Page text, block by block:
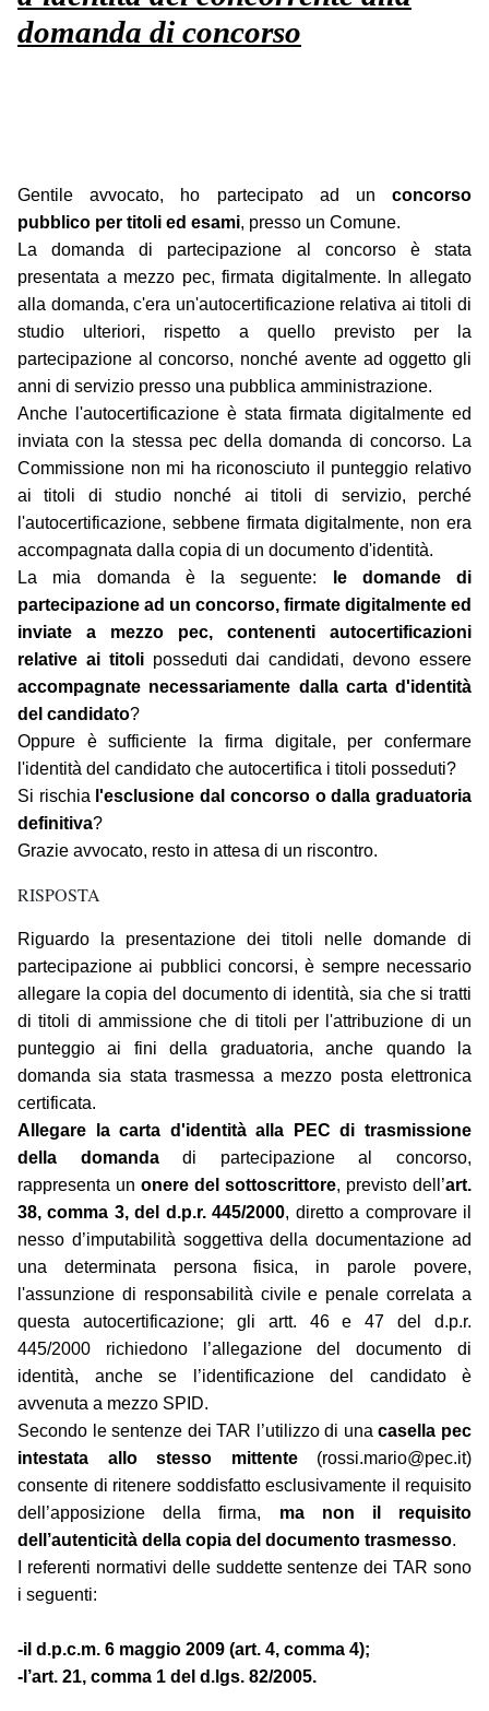
domanda di concorso
Gentile avvocato, ho partecipato ad un concorso
pubblico per titoli ed esami, presso un Comune.
La domanda di partecipazione al concorso è stata
presentata a mezzo pec, firmata digitalmente. In allegato
alla domanda, c'era un'autocertificazione relativa ai titoli di
studio ulteriori, rispetto a quello previsto per la
partecipazione al concorso, nonché avente ad oggetto gli
anni di servizio presso una pubblica amministrazione.
Anche l'autocertificazione è stata firmata digitalmente ed
inviata con la stessa pec della domanda di concorso. La
Commissione non mi ha riconosciuto il punteggio relativo
ai titoli di studio nonché ai titoli di servizio, perché
l'autocertificazione, sebbene firmata digitalmente, non era
accompagnata dalla copia di un documento d'identità.
La mia domanda è la seguente:
le domande di
partecipazione ad un concorso, firmate digitalmente ed
inviate a mezzo pec, contenenti autocertificazioni
relative ai titoliposseduti dai candidati, devono essere
accompagnate necessariamente dalla carta d'identità
del candidato?
Oppure è sufficiente la firma digitale, per confermare
l'identità del candidato che autocertifica i titoli posseduti?
Si rischia l'esclusione dal concorso o dalla graduatoria
definitiva?
Grazie avvocato, resto in attesa di un riscontro.
RISPOSTA
Riguardo la presentazione dei titoli nelle domande di
partecipazione ai pubblici concorsi, è sempre necessario
allegare la copia del documento di identità, sia che si tratti
di titoli di ammissione che di titoli per l'attribuzione di un
punteggio ai fini della graduatoria, anche quando la
domanda sia stata trasmessa a mezzo posta elettronica
certificata.
Allegare la carta d'identità alla PEC di trasmissione
della domandadi partecipazione al concorso,
rappresenta un onere del sottoscrittore, previsto dell’art.
38, comma 3, del d.p.r. 445/2000, diretto a comprovare il
nesso d’imputabilità soggettiva della documentazione ad
una determinata persona fisica, in parole povere,
l'assunzione di responsabilità civile e penale correlata a
questa autocertificazione; gli artt. 46 e 47 del d.p.r.
445/2000 richiedono l’allegazione del documento di
identità, anche se l’identificazione del candidato è
avvenuta a mezzo SPID.
Secondo le sentenze dei TAR l’utilizzo di unacasella pec
intestata allo stesso mittente(rossi.mario@pec.it)
consente di ritenere soddisfatto esclusivamente il requisito
dell’apposizione della firma, ma non il requisito
dell’autenticità della copia del documento trasmesso.
I referenti normativi delle suddette sentenze dei TAR sono
i seguenti:
-il d.p.c.m. 6 maggio 2009 (art. 4, comma 4);
-l’art. 21, comma 1 del d.lgs. 82/2005.